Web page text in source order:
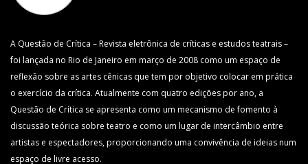
A Questão de Crítica – Revista eletrônica de críticas e estudos teatrais –
foi lançada no Rio de Janeiro em março de 2008 como um espaço de
reflexão sobre as artes cênicas que tem por objetivo colocar em prática
o exercício da crítica. Atualmente com quatro edições por ano, a
Questão de Crítica se apresenta como um mecanismo de fomento à
discussão teórica sobre teatro e como um lugar de intercâmbio entre
artistas e espectadores, proporcionando uma convivência de ideias num
espaço de livre acesso.